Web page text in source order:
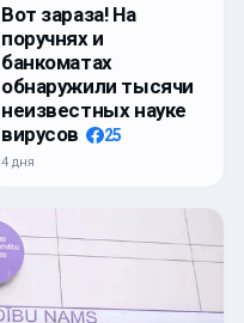
Вот зараза! На
поручнях и
банкоматах
обнаружили тысячи
неизвестных науке
вирусов
25
4 дня